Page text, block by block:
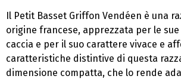
Il Petit Basset Griffon Vendéen è una
origine francese, apprezzata per le
caccia e per il suo carattere vivace e
caratteristiche distintive di questa
dimensione compatta, che lo rende